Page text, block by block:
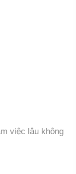
việc lâu không